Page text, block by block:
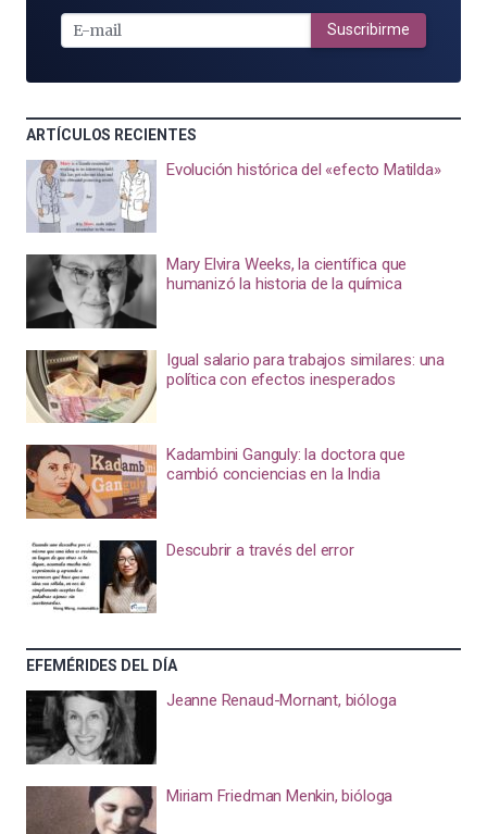
MAIL
Suscribirme
ARTÍCULOS RECIENTES
Evolución histórica del «efecto Matilda»
Mary Elvira Weeks, la científica que
humanizó la historia de la química
Igual salario para trabajos similares: una
política con efectos inesperados
Kadambini Ganguly: la doctora que
cambió conciencias en la India
Descubrir a través del error
EFEMÉRIDES DEL DÍA
Jeanne Renaud-Mornant, bióloga
Miriam Friedman Menkin, bióloga